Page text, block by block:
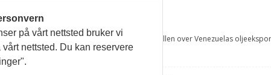
tatt til fange i januar 2026, overtok USA kontrollen over Venezuelas
på vårt nettsted bruker vi
nettsted. Du kan reservere